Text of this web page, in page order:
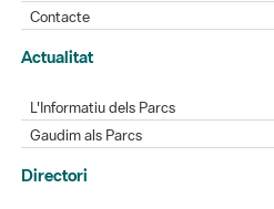
Contacte
Actualitat
L'Informatiu dels Parcs
Gaudim als Parcs
Directori